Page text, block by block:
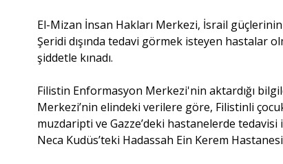
El-Mizan İnsan Hakları Merkezi, İsrail güçlerinin
Şeridi dışında tedavi görmek isteyen hastalar
şiddetle kınadı.
Filistin Enformasyon Merkezi'nin aktardığı
Merkezi’nin elindeki verilere göre, Filistinli
muzdaripti ve Gazze’deki hastanelerde
Neca Kudüs’teki Hadassah Ein Kerem